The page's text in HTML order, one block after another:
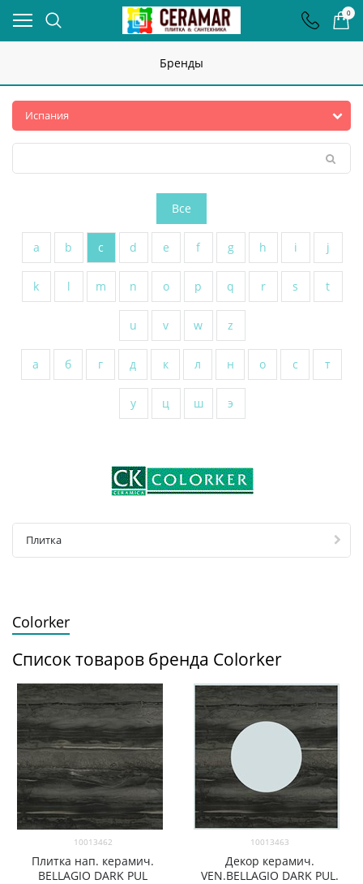
0
Бренды
Все
a b c d e f g h i j
k l m n o p q r s t
u v w z
а б г д к л н о с т
у ц ш э
Плитка
Colorker
Список товаров бренда Colorker
10013462
Плитка нап. керамич.
BELLAGIO DARK PUL
10013463
Декор керамич.
VEN.BELLAGIO DARK PUL.